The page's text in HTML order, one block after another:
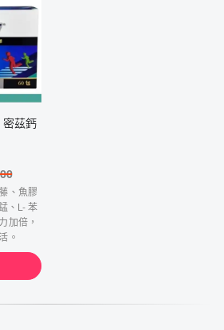
密茲鈣
、魚膠
、L- 苯
加倍，
。